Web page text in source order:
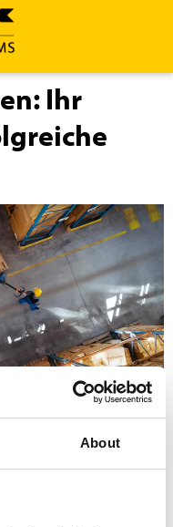
About
Ihr
RFID Lösung planen,
und Track & Trace